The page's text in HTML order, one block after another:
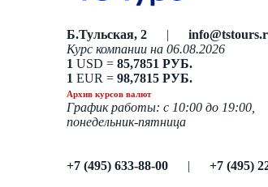
Б.Тульская, 2 |
Курс компании на 06.08.2026
1 USD = 85,7851 РУБ.
1 EUR = 98,7815 РУБ.
Архив курсов валют
График работы: с 10:00 до 19:00,
понедельник-пятница
+7 (495) 633-88-00 | +7 (495)